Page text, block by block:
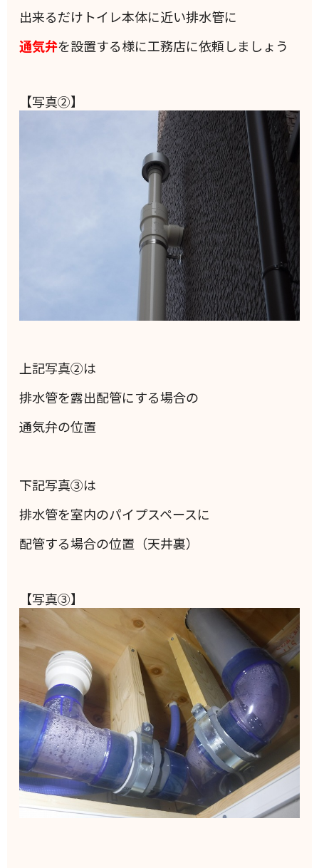
出来るだけトイレ本体に近い排水管に
通気弁を設置する様に工務店に依頼しましょう
【写真②】
上記写真②は
排水管を露出配管にする場合の
通気弁の位置
下記写真③は
排水管を室内のパイプスペースに
配管する場合の位置（天井裏）
【写真③】